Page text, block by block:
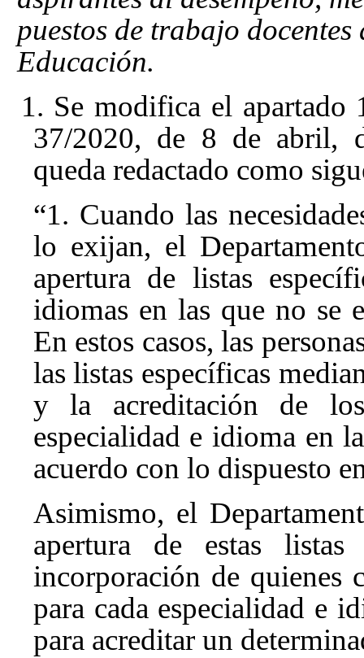
puestos de trabajo
Educación.
1. Se modifica el
37/2020, de 8 de abril,
queda redactado como
“1. Cuando las
lo exijan, el
apertura de listas
idiomas en las que no se
En estos casos, las
las listas específicas
y la acreditación de
especialidad e idioma en
acuerdo con lo dispuesto
Asimismo, el
apertura de estas listas
incorporación de quienes
para cada especialidad e
para acreditar un